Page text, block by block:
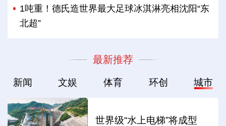
1吨重！德氏造世界最大足球冰淇淋亮相沈阳“东
北超”
最新推荐
新闻 文娱 体育 环创 城市
世界级“水上电梯”将成型